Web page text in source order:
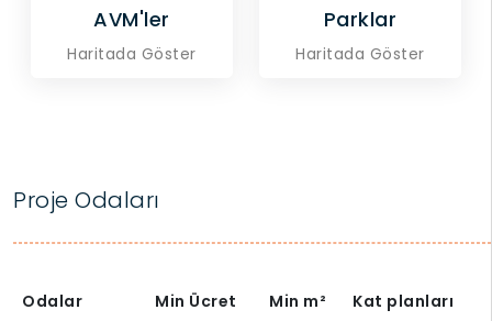
AVM'ler
Haritada Göster
Parklar
Haritada Göster
Proje Odaları
Odalar Min Ücret Min m² Kat planları